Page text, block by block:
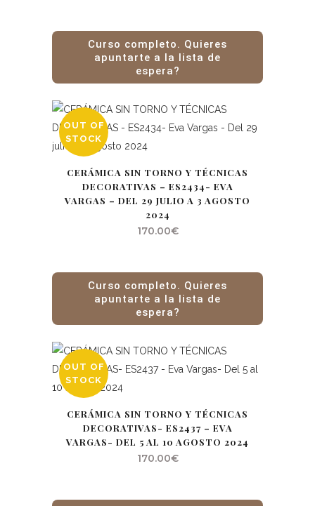
Curso completo. Quieres
apuntarte a la lista de
espera?
OUT OF
STOCK
CERÁMICA SIN TORNO Y TÉCNICAS
DECORATIVAS – ES2434- EVA
VARGAS – DEL 29 JULIO A 3 AGOSTO
2024
170.00€
Curso completo. Quieres
apuntarte a la lista de
espera?
OUT OF
STOCK
CERÁMICA SIN TORNO Y TÉCNICAS
DECORATIVAS- ES2437 – EVA
VARGAS- DEL 5 AL 10 AGOSTO 2024
170.00€